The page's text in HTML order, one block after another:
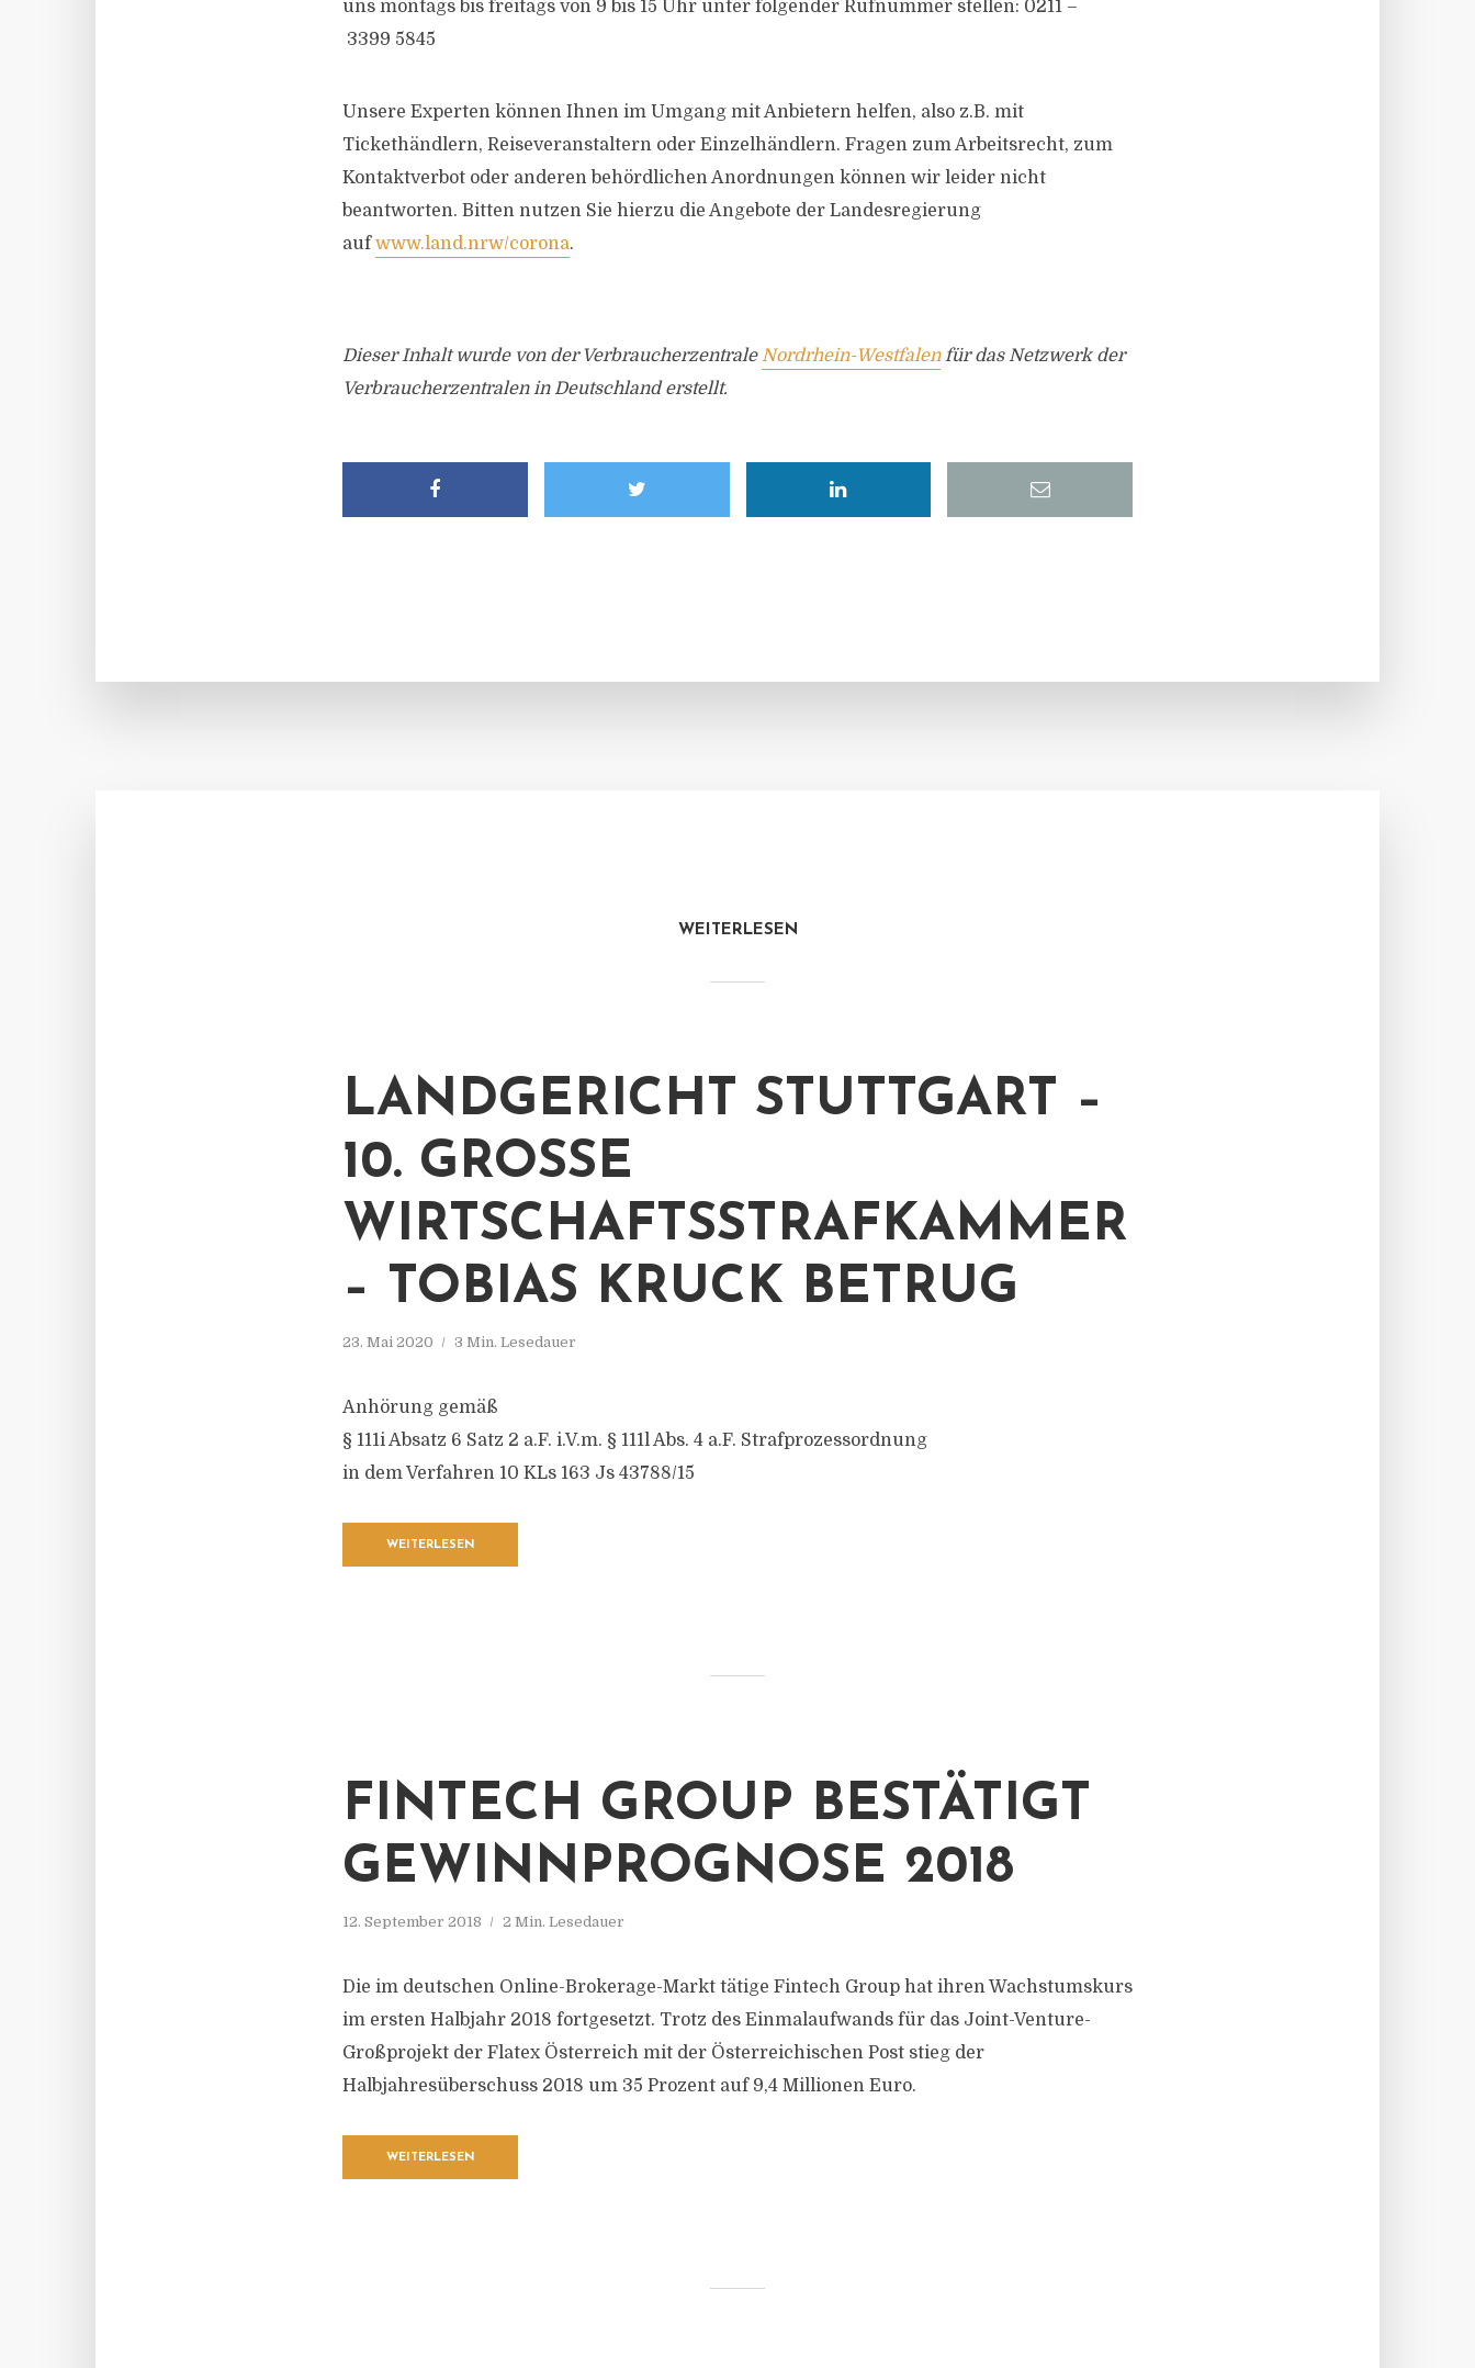
uns montags bis freitags von 9 bis 15 Uhr unter folgender Rufnummer stellen: 0211 –
3399 5845
Unsere Experten können Ihnen im Umgang mit Anbietern helfen, also z.B. mit
Tickethändlern, Reiseveranstaltern oder Einzelhändlern. Fragen zum Arbeitsrecht, zum
Kontaktverbot oder anderen behördlichen Anordnungen können wir leider nicht
beantworten. Bitten nutzen Sie hierzu die Angebote der Landesregierung
aufwww.land.nrw/corona.
Dieser Inhalt wurde von der Verbraucherzentrale Nordrhein-Westfalenfür das Netzwerk der
Verbraucherzentralen in Deutschland erstellt.
WEITERLESEN
LANDGERICHT STUTTGART –
10. GROSSE W
IRTSCHAFTSSTRAFKAMMER –
TOBIAS KRUCK BETRUG
23. Mai 2020 3 Min. Lesedauer
Anhörung gemäß
§ 111i Absatz 6 Satz 2 a.F. i.V.m. § 111l Abs. 4 a.F. Strafprozessordnung
in dem Verfahren 10 KLs 163 Js 43788/15
WEITERLESEN
FINTECH GROUP BESTÄTIGT
GEWINNPROGNOSE 2018
12. September 2018 2 Min. Lesedauer
Die im deutschen Online-Brokerage-Markt tätige Fintech Group hat ihren Wachstumskurs
im ersten Halbjahr 2018 fortgesetzt. Trotz des Einmalaufwands für das Joint-Venture-
Großprojekt der Flatex Österreich mit der Österreichischen Post stieg der
Halbjahresüberschuss 2018 um 35 Prozent auf 9,4 Millionen Euro.
WEITERLESEN